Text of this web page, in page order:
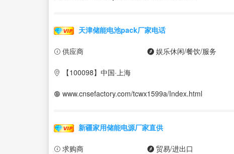
天津储能电池pack厂家电话
供应商 娱乐休闲/餐饮/服务
【100098】中国·上海
www.cnsefactory.com/tcwx1599a/Index.html
新疆家用储能电源厂家直供
求购商 贸易/进出口